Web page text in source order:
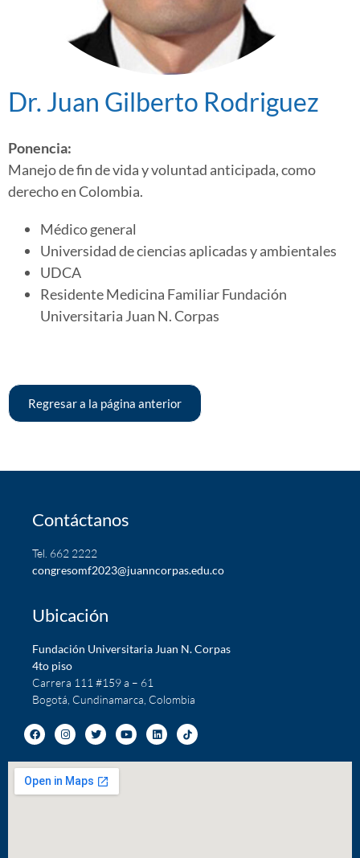
Dr. Juan Gilberto Rodriguez
Ponencia:
Manejo de fin de vida y voluntad anticipada, como
derecho en Colombia.
Médico general
Universidad de ciencias aplicadas y ambientales
UDCA
Residente Medicina Familiar Fundación
Universitaria Juan N. Corpas
Regresar a la página anterior
Contáctanos
Tel. 662 2222
congresomf2023@juanncorpas.edu.co
Ubicación
Fundación Universitaria Juan N. Corpas
4to piso
Carrera 111 #159 a – 61
Bogotá, Cundinamarca, Colombia